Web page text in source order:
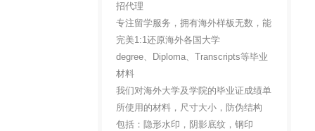
招代理
专注留学服务，拥有海外样板无数，能
完美1:1还原海外各国大学
degree、Diploma、Transcripts等毕业
材料
我们对海外大学及学院的毕业证成绩单
所使用的材料，尺寸大小，防伪结构
包括：隐形水印，阴影底纹，钢印